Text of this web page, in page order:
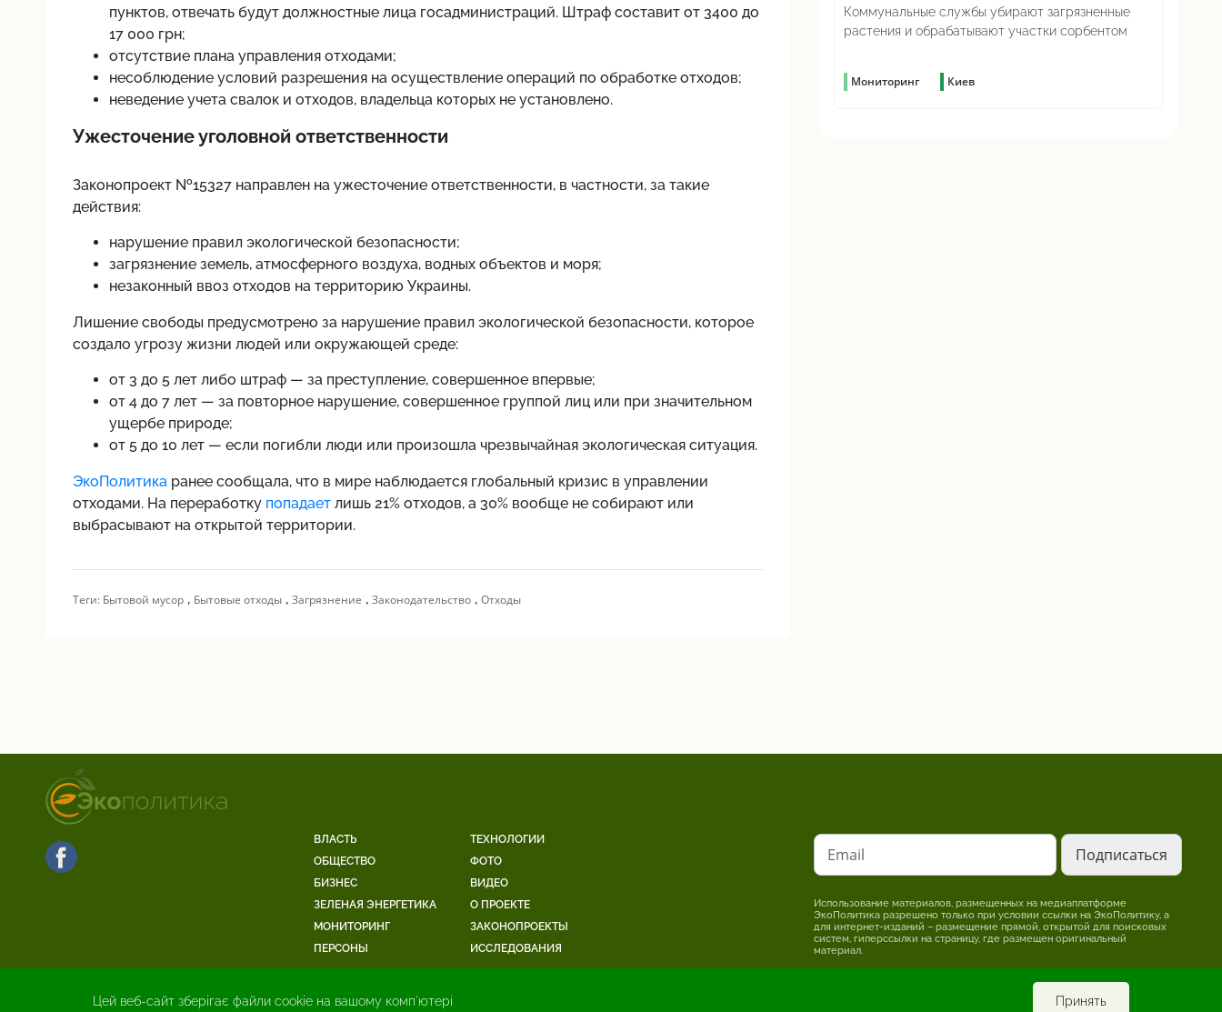
Цей веб-сайт зберігає файли cookie на вашому комп'ютері Принять
пунктов, отвечать будут должностные лица госадминистраций. Штраф составит от 3400 до
17 000 грн;
отсутствие плана управления отходами;
несоблюдение условий разрешения на осуществление операций по обработке отходов;
неведение учета свалок и отходов, владельца которых не установлено.
Ужесточение уголовной ответственности
Законопроект №15327 направлен на ужесточение ответственности, в частности, за такие
действия:
нарушение правил экологической безопасности;
загрязнение земель, атмосферного воздуха, водных объектов и моря;
незаконный ввоз отходов на территорию Украины.
Лишение свободы предусмотрено за нарушение правил экологической безопасности, которое
создало угрозу жизни людей или окружающей среде:
от 3 до 5 лет либо штраф — за преступление, совершенное впервые;
от 4 до 7 лет — за повторное нарушение, совершенное группой лиц или при значительном
ущербе природе;
от 5 до 10 лет — если погибли люди или произошла чрезвычайная экологическая ситуация.
ЭкоПолитикаранее сообщала, что в мире наблюдается глобальный кризис в управлении
отходами. На переработку попадаетлишь 21% отходов, а 30% вообще не собирают или
выбрасывают на открытой территории.
Теги: Бытовой мусор, Бытовые отходы, Загрязнение , Законодательство, Отходы
Коммунальные службы убирают загрязненные
растения и обрабатывают участки сорбентом
Мониторинг Киев
ВЛАСТЬ
ОБЩЕСТВО
БИЗНЕС
ЗЕЛЕНАЯ ЭНЕРГЕТИКА
МОНИТОРИНГ
ПЕРСОНЫ
ТЕХНОЛОГИИ
ФОТО
ВИДЕО
О ПРОЕКТЕ
ЗАКОНОПРОЕКТЫ
ИССЛЕДОВАНИЯ
Email
Использование материалов, размещенных на медиаплатформе
ЭкоПолитика разрешено только при условии ссылки на ЭкоПолитику, а
для интернет-изданий – размещение прямой, открытой для поисковых
систем, гиперссылки на страницу, где размещен оригинальный
материал.
материале. За достоверность информации, опубликованной в рекламных
материалах, несет ответственность рекламодатель.